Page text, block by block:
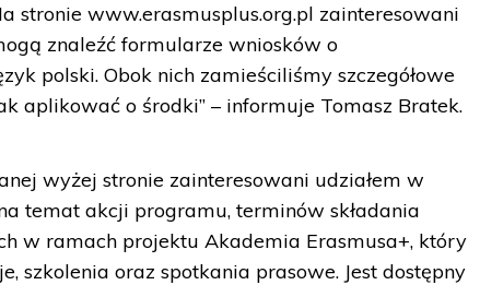
stronie www.erasmusplus.org.pl zainteresowani
znaleźć formularze wniosków o
polski. Obok nich zamieściliśmy szczegółowe
aplikować o środki” – informuje Tomasz Bratek.
wyżej stronie zainteresowani udziałem w
temat akcji programu, terminów składania
w ramach projektu Akademia Erasmusa+, który
szkolenia oraz spotkania prasowe. Jest dostępny